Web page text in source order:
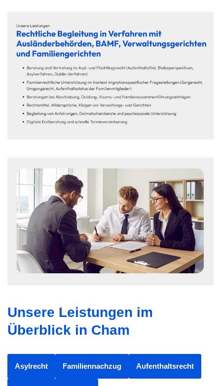
Unsere Leistungen im
Überblick in Cham
Asylrecht Familiennachzug Aufenthaltsrecht